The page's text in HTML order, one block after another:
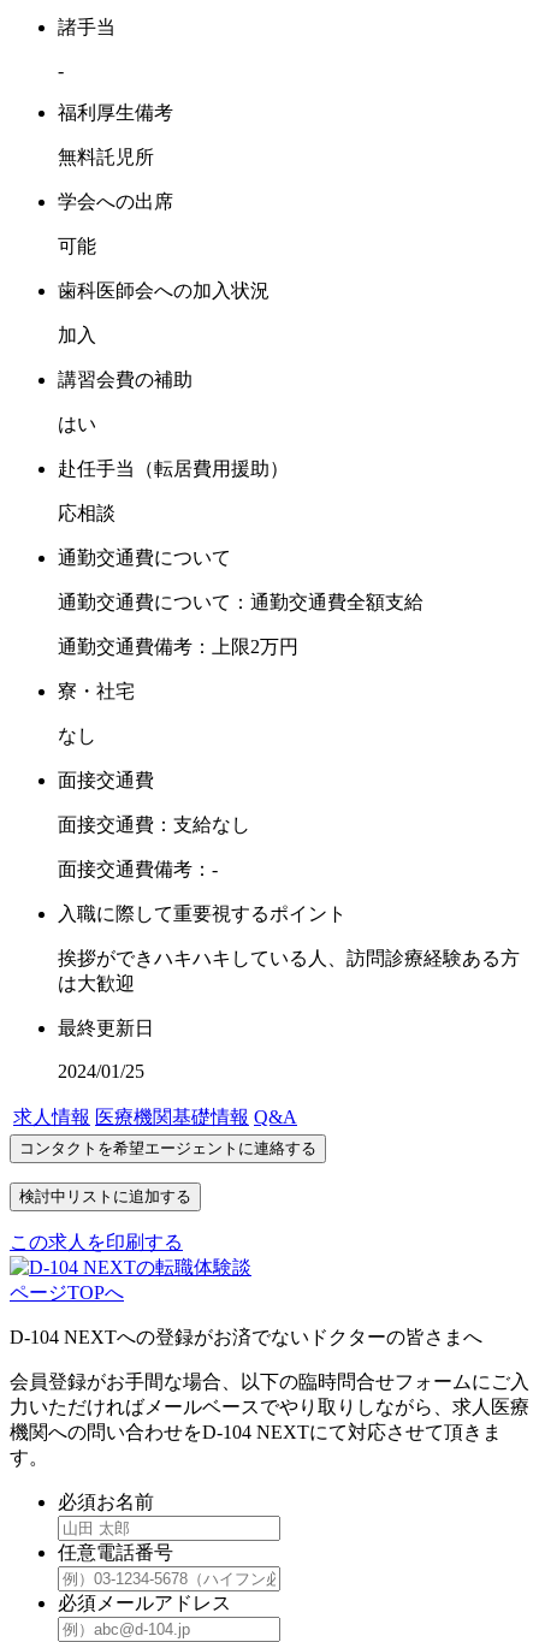
諸手当
-
福利厚生備考
無料託児所
学会への出席
可能
歯科医師会への加入状況
加入
講習会費の補助
はい
赴任手当（転居費用援助）
応相談
通勤交通費について
通勤交通費について：通勤交通費全額支給
通勤交通費備考：上限2万円
寮・社宅
なし
面接交通費
面接交通費：支給なし
面接交通費備考：-
入職に際して重要視するポイント
挨拶ができハキハキしている人、訪問診療経験ある方
は大歓迎
最終更新日
2024/01/25
求人情報 医療機関基礎情報 Q&A
この求人を印刷する
ページTOPへ
D-104 NEXTへの登録がお済でないドクターの皆さまへ
会員登録がお手間な場合、以下の臨時問合せフォームにご入
力いただければメールベースでやり取りしながら、求人医療
機関への問い合わせをD-104 NEXTにて対応させて頂きま
す。
必須お名前
任意電話番号
必須 メールアドレス